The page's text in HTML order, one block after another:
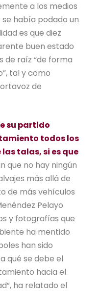
a los medios
había podado un
es que diez
buen estado
de raíz “de forma
tal y como
de
su partido
todos los
talas, si es que
que no hay ningún
más allá de
de más vehículos
Pelayo
y fotografías que
ha mentido
han sido
qué se debe el
hacia el
ha relatado el